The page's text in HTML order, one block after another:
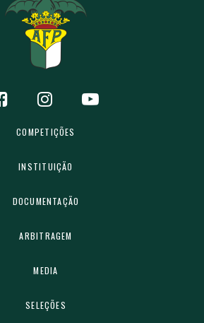
COMPETIÇÕES
INSTITUIÇÃO
DOCUMENTAÇÃO
ARBITRAGEM
MEDIA
SELEÇÕES